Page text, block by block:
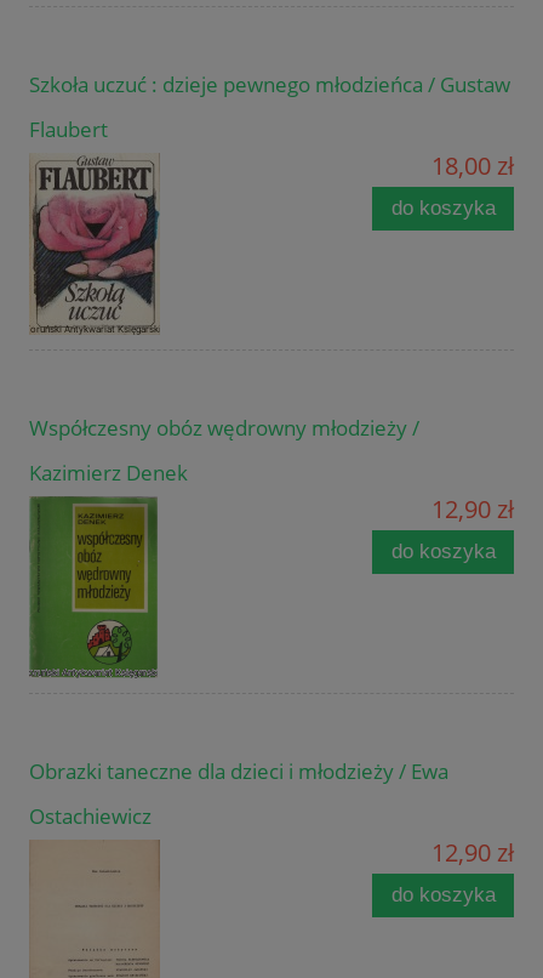
Szkoła uczuć : dzieje pewnego młodzieńca / Gustaw
Flaubert
18,00 zł
do koszyka
Współczesny obóz wędrowny młodzieży /
Kazimierz Denek
12,90 zł
do koszyka
Obrazki taneczne dla dzieci i młodzieży / Ewa
Ostachiewicz
12,90 zł
do koszyka